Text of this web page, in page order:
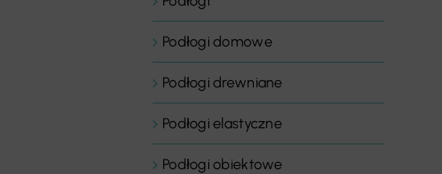
Podłogi domowe
Podłogi drewniane
Podłogi elastyczne
Podłogi obiektowe